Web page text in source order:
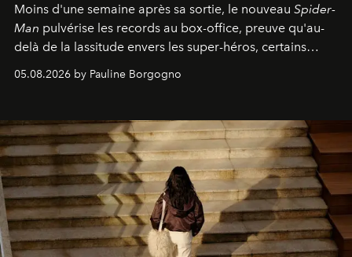
Moins d'une semaine après sa sortie, le nouveau Spider-
Man pulvérise les records au box-office, preuve qu'au-
delà de la lassitude envers les super-héros, certains
personnages continuent de susciter une ferveur intacte.
05.08.2026 by Pauline Borgogno